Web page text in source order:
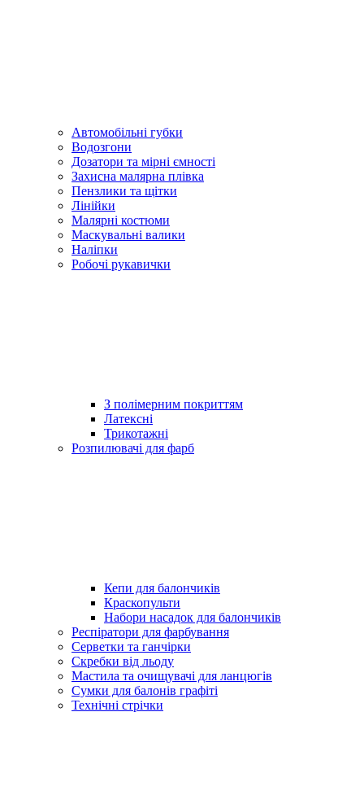
Автомобільні губки
Водозгони
Дозатори та мірні ємності
Захисна малярна плівка
Пензлики та щітки
Лінійки
Малярні костюми
Маскувальні валики
Наліпки
Робочі рукавички
З полімерним покриттям
Латексні
Трикотажні
Розпилювачі для фарб
Кепи для балончиків
Краскопульти
Набори насадок для балончиків
Респіратори для фарбування
Серветки та ганчірки
Скребки від льоду
Мастила та очищувачі для ланцюгів
Сумки для балонів графіті
Технічні стрічки